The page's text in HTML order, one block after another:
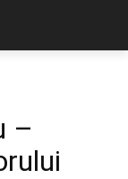
–